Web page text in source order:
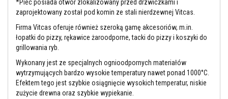
w
e
K
l
e
e
o
p
ł
*Piec posiada otwór zlokalizowany przed drzwiczkami i
zaprojektowany został pod komin ze stali nierdzewnej Vitcas.
Firma Vitcas oferuje również szeroką gamę akcesoriów, m.in.
łopatki do pizzy, rękawice żaroodporne, tacki do pizzy i koszyki do
grillowania ryb.
Wykonany jest ze specjalnych ognioodpornych materiałów
wytrzymujących bardzo wysokie temperatury nawet ponad 1000°C.
Efektem tego jest szybkie osiągnięcie wysokich temperatur, niskie
zużycie drewna oraz szybkie wypiekanie.